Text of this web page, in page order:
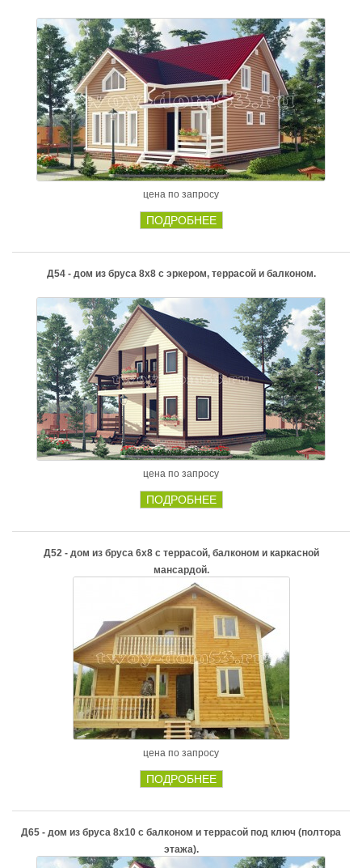
цена по запросу
ПОДРОБНЕЕ
Д54 - дом из бруса 8х8 с эркером, террасой и балконом.
цена по запросу
ПОДРОБНЕЕ
Д52 - дом из бруса 6х8 с террасой, балконом и каркасной
мансардой.
цена по запросу
ПОДРОБНЕЕ
Д65 - дом из бруса 8х10 с балконом и террасой под ключ (полтора
этажа).